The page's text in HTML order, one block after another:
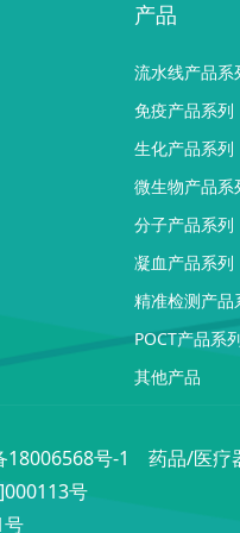
产品
流水线产品系
免疫产品系列
生化产品系列
微生物产品系
分子产品系列
凝血产品系列
精准检测产品
POCT产品系
其他产品
18006568号-1
药品/医疗
号
号